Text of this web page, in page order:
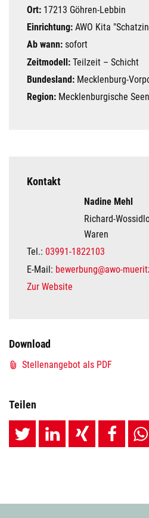
Ort: 17213 Göhren-Lebbin
Einrichtung: AWO Kita
Ab wann: sofort
Zeitmodell: Teilzeit – Schicht
Bundesland: Mecklenburg-
Region: Mecklenburgische
Kontakt
Nadine Mehl
Richard-
Waren
Tel.: 03991-1822103
E-Mail: bewerbung@awo-
Zur Website
Download
Stellenangebot als PDF
Teilen